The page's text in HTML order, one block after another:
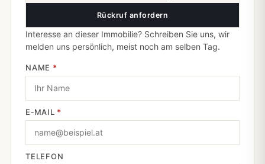
Rückruf anfordern
Interesse an dieser Immobilie? Schreiben Sie uns, wir
melden uns persönlich, meist noch am selben Tag.
NAME *
E‑MAIL *
TELEFON